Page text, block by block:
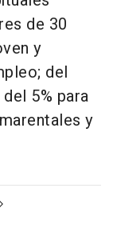
de 30
y
del
5% para
y